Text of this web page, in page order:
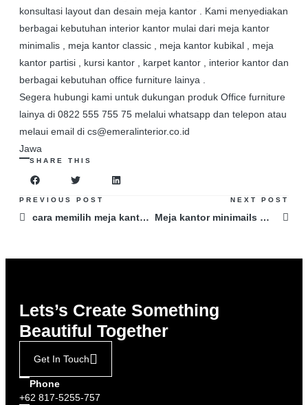
konsultasi layout dan desain meja kantor . Kami menyediakan
berbagai kebutuhan interior kantor mulai dari meja kantor
minimalis , meja kantor classic , meja kantor kubikal , meja
kantor partisi , kursi kantor , karpet kantor , interior kantor dan
berbagai kebutuhan office furniture lainya .
Segera hubungi kami untuk dukungan produk Office furniture
lainya di 0822 555 755 75 melalui whatsapp dan telepon atau
melaui email di cs@emeralinterior.co.id
Jawa
SHARE THIS
PREVIOUS POST
cara memilih meja kantor Kalimantan Selatan
NEXT POST
Meja kantor minimails Meja kerja
Lets’s Create Something
Beautiful Together
Get In Touch
Phone
+62 817-5255-757